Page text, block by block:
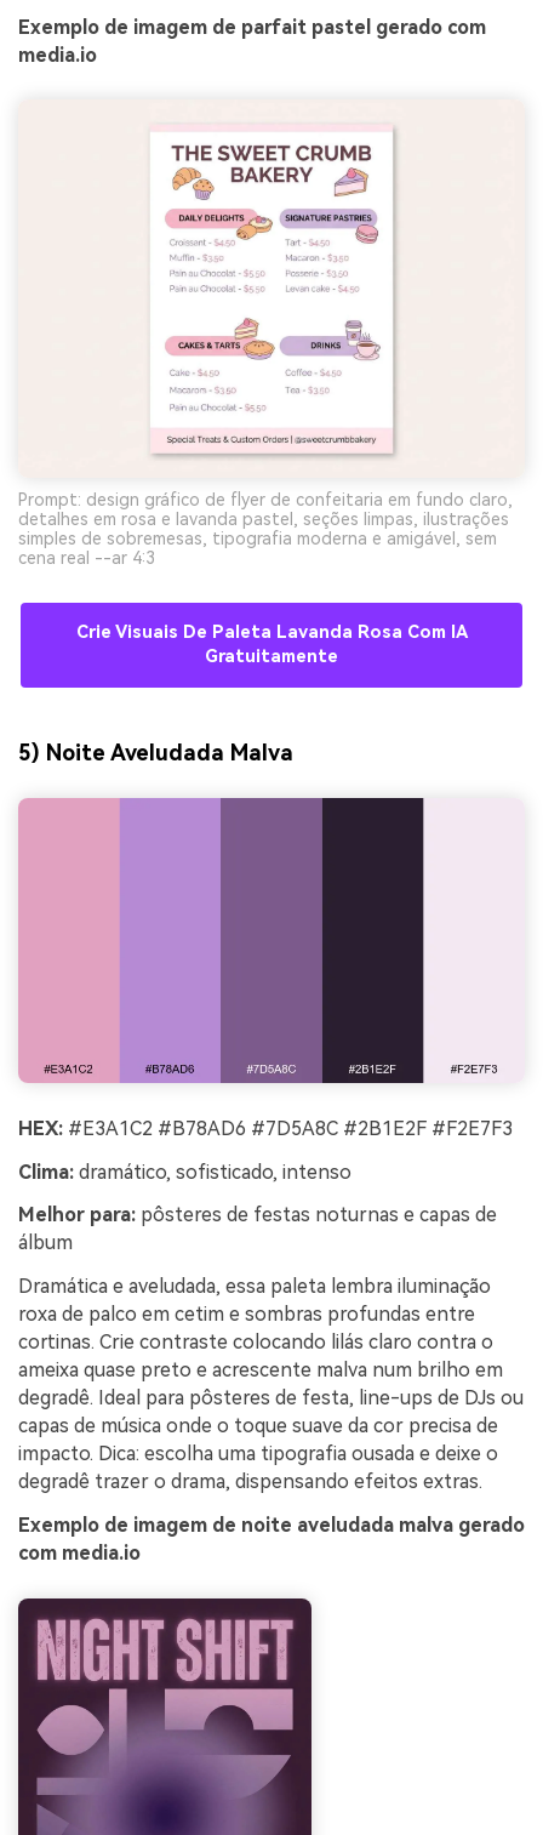
Exemplo de imagem de parfait pastel gerado com
media.io
Prompt: design gráfico de flyer de confeitaria em fundo claro,
detalhes em rosa e lavanda pastel, seções limpas, ilustrações
simples de sobremesas, tipografia moderna e amigável, sem
cena real --ar 4:3
Crie Visuais De Paleta Lavanda Rosa Com IA
Gratuitamente
5) Noite Aveludada Malva
HEX: #E3A1C2 #B78AD6 #7D5A8C #2B1E2F #F2E7F3
Clima: dramático, sofisticado, intenso
Melhor para: pôsteres de festas noturnas e capas de
álbum
Dramática e aveludada, essa paleta lembra iluminação
roxa de palco em cetim e sombras profundas entre
cortinas. Crie contraste colocando lilás claro contra o
ameixa quase preto e acrescente malva num brilho em
degradê. Ideal para pôsteres de festa, line-ups de DJs ou
capas de música onde o toque suave da cor precisa de
impacto. Dica: escolha uma tipografia ousada e deixe o
degradê trazer o drama, dispensando efeitos extras.
Exemplo de imagem de noite aveludada malva gerado
com media.io